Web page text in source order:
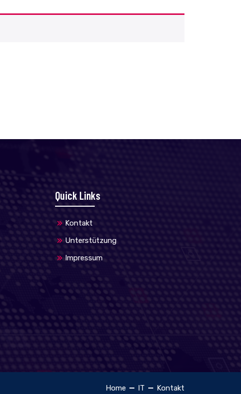
Quick Links
Kontakt
Unterstützung
Impressum
Home IT Kontakt